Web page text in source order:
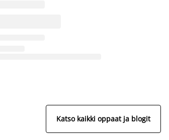
Katso kaikki oppaat ja blogit